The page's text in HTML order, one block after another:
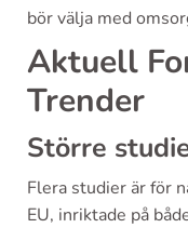
bör välja med
Aktuell
Trender
Större
Flera studier är för
EU, inriktade på